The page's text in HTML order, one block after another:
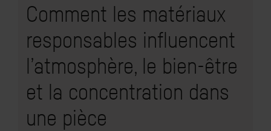
Comment les matériaux
responsables influencent
l’atmosphère, le bien-être
et la concentration dans
une pièce